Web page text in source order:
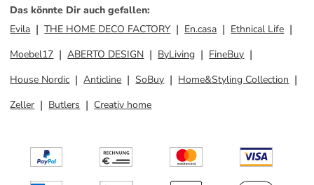
Das könnte Dir auch gefallen:
Evila
THE HOME DECO FACTORY En.casa
Ethnical Life
Moebel17
ABERTO DESIGN ByLiving
FineBuy
House Nordic
Anticline SoBuy
Home&Styling Collection
Zeller
Butlers Creativ home